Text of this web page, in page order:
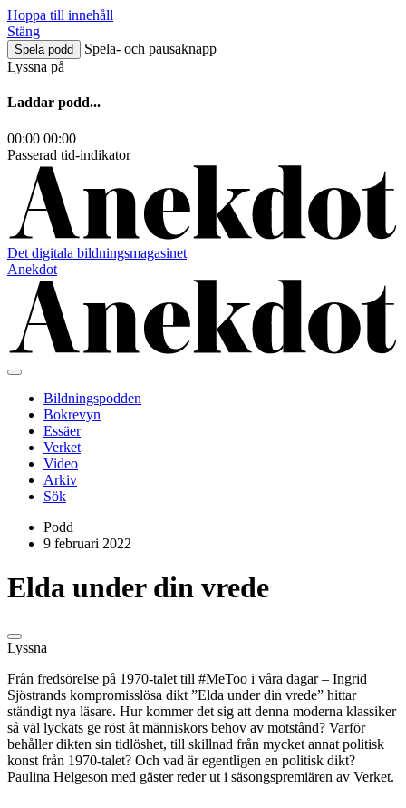
Hoppa till innehåll
Stäng
Spela podd
Spela- och pausaknapp
Lyssna på
Laddar podd...
00:00 00:00
Passerad tid-indikator
Det digitala bildningsmagasinet
Anekdot
Bildningspodden
Bokrevyn
Essäer
Verket
Video
Arkiv
Sök
Podd
9 februari 2022
Elda under din vrede
Lyssna
Från fredsörelse på 1970-talet till #MeToo i våra dagar – Ingrid
Sjöstrands kompromisslösa dikt ”Elda under din vrede” hittar
ständigt nya läsare. Hur kommer det sig att denna moderna klassiker
så väl lyckats ge röst åt människors behov av motstånd? Varför
behåller dikten sin tidlöshet, till skillnad från mycket annat politisk
konst från 1970-talet? Och vad är egentligen en politisk dikt?
Paulina Helgeson med gäster reder ut i säsongspremiären av Verket.